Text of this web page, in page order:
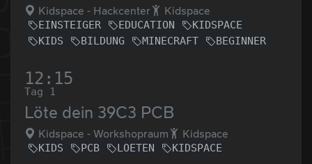
Kidspace - Hackcenter Kidspace
EINSTEIGER EDUCATION
KIDSPACE
KIDS
BILDUNG MINECRAFT BEGINNER
12:15
Tag 1
Löte dein 39C3 PCB
Kidspace - Workshopraum Kidspace
KIDS PCB LOETEN KIDSPACE